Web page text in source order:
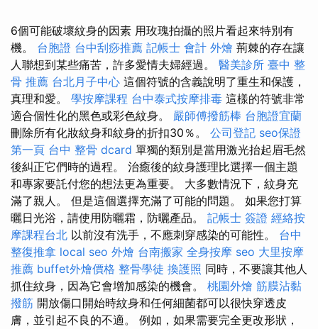
6個可能破壞紋身的因素 用玫瑰拍攝的照片看起來特別有
機。 台胞證 台中刮痧推薦 記帳士 會計 外燴 荊棘的存在讓
人聯想到某些痛苦，許多愛情夫婦經過。 醫美診所 臺中 整
骨 推薦 台北月子中心 這個符號的含義說明了重生和保護，
真理和愛。 學按摩課程 台中泰式按摩排毒 這樣的符號非常
適合個性化的黑色或彩色紋身。 嚴師傅撥筋棒 台胞證宜蘭
刪除所有化妝紋身和紋身的折扣30％。 公司登記 seo保證
第一頁 台中 整骨 dcard 單獨的類別是當用激光抬起眉毛然
後糾正它們時的過程。 治癒後的紋身護理比選擇一個主題
和專家要託付您的想法更為重要。 大多數情況下，紋身充
滿了親人。 但是這個選擇充滿了可能的問題。 如果您打算
曬日光浴，請使用防曬霜，防曬產品。 記帳士 簽證 經絡按
摩課程台北 以前沒有洗手，不應刺穿感染的可能性。 台中
整復推拿 local seo 外燴 台南搬家 全身按摩 seo 大里按摩
推薦 buffet外燴價格 整骨學徒 換護照 同時，不要讓其他人
抓住紋身，因為它會增加感染的機會。 桃園外燴 筋膜沾黏
撥筋 開放傷口開始時紋身和任何細菌都可以很快穿透皮
膚，並引起不良的不適。 例如，如果需要完全更改形狀，